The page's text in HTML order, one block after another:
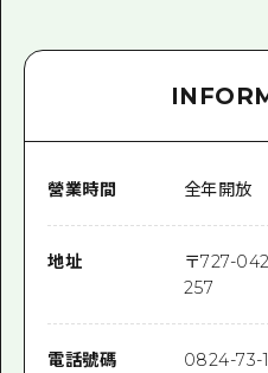
營業時間 全年開放
地址 〒727-
257
電話號碼 0824-73-